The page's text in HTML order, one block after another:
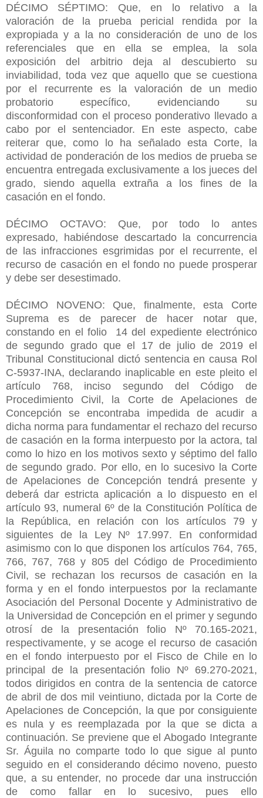
DÉCIMO SÉPTIMO: Que, en lo relativo a la
valoración de la prueba pericial rendida por la
expropiada y a la no consideración de uno de los
referenciales que en ella se emplea, la sola
exposición del arbitrio deja al descubierto su
inviabilidad, toda vez que aquello que se cuestiona
por el recurrente es la valoración de un medio
probatorio específico, evidenciando su
disconformidad con el proceso ponderativo llevado a
cabo por el sentenciador. En este aspecto, cabe
reiterar que, como lo ha señalado esta Corte, la
actividad de ponderación de los medios de prueba se
encuentra entregada exclusivamente a los jueces del
grado, siendo aquella extraña a los fines de la
casación en el fondo.
DÉCIMO OCTAVO: Que, por todo lo antes
expresado, habiéndose descartado la concurrencia
de las infracciones esgrimidas por el recurrente, el
recurso de casación en el fondo no puede prosperar
y debe ser desestimado.
DÉCIMO NOVENO: Que, finalmente, esta Corte
Suprema es de parecer de hacer notar que,
constando en el folio 14 del expediente electrónico
de segundo grado que el 17 de julio de 2019 el
Tribunal Constitucional dictó sentencia en causa Rol
C-5937-INA, declarando inaplicable en este pleito el
artículo 768, inciso segundo del Código de
Procedimiento Civil, la Corte de Apelaciones de
Concepción se encontraba impedida de acudir a
dicha norma para fundamentar el rechazo del recurso
de casación en la forma interpuesto por la actora, tal
como lo hizo en los motivos sexto y séptimo del fallo
de segundo grado. Por ello, en lo sucesivo la Corte
de Apelaciones de Concepción tendrá presente y
deberá dar estricta aplicación a lo dispuesto en el
artículo 93, numeral 6º de la Constitución Política de
la República, en relación con los artículos 79 y
siguientes de la Ley Nº 17.997. En conformidad
asimismo con lo que disponen los artículos 764, 765,
766, 767, 768 y 805 del Código de Procedimiento
Civil, se rechazan los recursos de casación en la
forma y en el fondo interpuestos por la reclamante
Asociación del Personal Docente y Administrativo de
la Universidad de Concepción en el primer y segundo
otrosí de la presentación folio Nº 70.165-2021,
respectivamente, y se acoge el recurso de casación
en el fondo interpuesto por el Fisco de Chile en lo
principal de la presentación folio Nº 69.270-2021,
todos dirigidos en contra de la sentencia de catorce
de abril de dos mil veintiuno, dictada por la Corte de
Apelaciones de Concepción, la que por consiguiente
es nula y es reemplazada por la que se dicta a
continuación. Se previene que el Abogado Integrante
Sr. Águila no comparte todo lo que sigue al punto
seguido en el considerando décimo noveno, puesto
que, a su entender, no procede dar una instrucción
de como fallar en lo sucesivo, pues ello